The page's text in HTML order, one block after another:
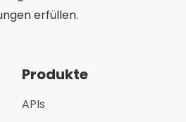
erfüllen.
Produkte
APIs